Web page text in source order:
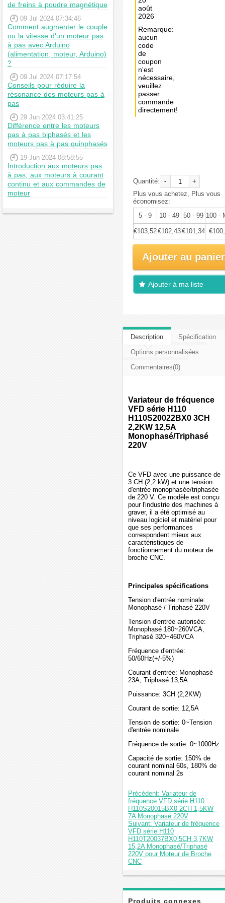
de freins à poudre magnétique
09 Jul 2024 07:34:46
Comment augmenter le couple
ou la vitesse d'un moteur pas
à pas avec Arduino
(alimentation, moteur, Arduino)
?
09 Jul 2024 07:17:54
Conseils pour réduire la
résonance des moteurs pas à
pas
29 Jun 2024 03:41:25
Différence entre les moteurs
pas à pas biphasés et les
moteurs pas à pas quinphasés
19 Jun 2024 08:58:55
Introduction aux moteurs pas
à pas, aux moteurs à courant
continu et aux commandes de
moteur
août
2026
Remarque:
aucun
code
de
coupon
n'est
nécessaire,
veuillez
passer
commande
directement!
Quantité: -
+
Plus vous achetez, Plus vous
économisez:
5 - 9
10 - 49 50 - 99 100 -
€103,52€102,43€101,34
Ajouter au panier
Ajouter à ma liste
Description
Spécification
Options personnalisées
Commentaires(0)
Variateur de fréquence
VFD série H110
H110S20022BX0 3CH
2,2KW 12,5A
Monophasé/Triphasé
220V
Ce VFD avec une puissance de
3 CH (2,2 kW) et une tension
d'entrée monophasée/triphasée
de 220 V. Ce modèle est conçu
pour l'industrie des machines à
graver, il a été optimisé au
niveau logiciel et matériel pour
que ses performances
correspondent mieux aux
caractéristiques de
fonctionnement du moteur de
broche CNC.
Principales spécifications
Tension d'entrée nominale:
Monophasé / Triphasé 220V
Tension d'entrée autorisée:
Monophasé 180~260VCA,
Triphasé 320~460VCA
Fréquence d'entrée:
50/60Hz(+/-5%)
Courant d'entrée: Monophasé
23A, Triphasé 13,5A
Puissance: 3CH (2,2KW)
Courant de sortie: 12,5A
Tension de sortie: 0~Tension
d'entrée nominale
Fréquence de sortie: 0~1000Hz
Capacité de sortie: 150% de
courant nominal 60s, 180% de
courant nominal 2s
Précédent: Variateur de
fréquence VFD série H110
H110S20015BX0 2CH 1,5KW
7A Monophasé 220V
Suivant: Variateur de fréquence
VFD série H110
H110T20037BX0 5CH 3,7KW
15,2A Monophasé/Triphasé
220V pour Moteur de Broche
CNC
Produits connexes